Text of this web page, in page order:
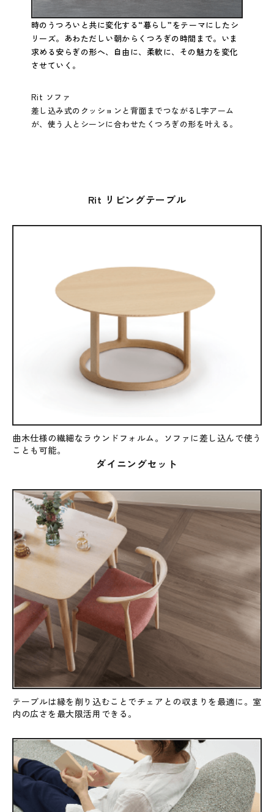
時のうつろいと共に変化する“暮らし”をテーマにしたシ
リーズ。あわただしい朝からくつろぎの時間まで。いま
求める安らぎの形へ、自由に、柔軟に、その魅力を変化
させていく。
Rit ソファ
差し込み式のクッションと背面までつながるL字アーム
が、使う人とシーンに合わせたくつろぎの形を叶える。
Rit リビングテーブル
曲木仕様の繊細なラウンドフォルム。ソファに差し込んで使う
ことも可能。
ダイニングセット
テーブルは縁を削り込むことでチェアとの収まりを最適に。室
内の広さを最大限活用できる。